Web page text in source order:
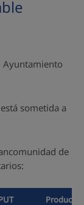
Ayuntamiento
sometida a
de
Producto